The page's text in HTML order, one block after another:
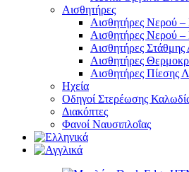
Αισθητήρες
Αισθητήρες Νερού –
Αισθητήρες Νερού
Αισθητήρες
Αισθητήρες
Αισθητήρες Πίεσης
Ηχεία
Οδηγοί Στερέωσης
Διακόπτες
Φανοί Ναυσιπλοΐας